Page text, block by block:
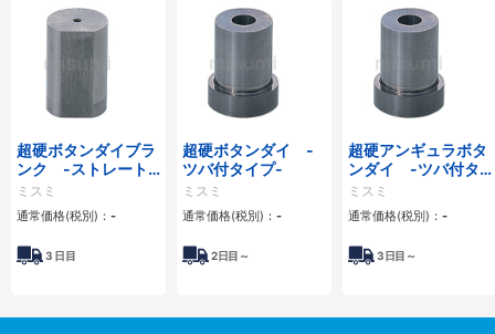
超硬ボタンダイブラ
ンク -ストレート
タイプ-
ミスミ
通常価格(税別)： -
3 日目
超硬ボタンダイ -
ツバ付タイプ-
ミスミ
通常価格(税別)： -
2日目～
超硬アンギュラボタ
ンダイ -ツバ付タ
イプ-
ミスミ
通常価格(税別)： -
3日目～